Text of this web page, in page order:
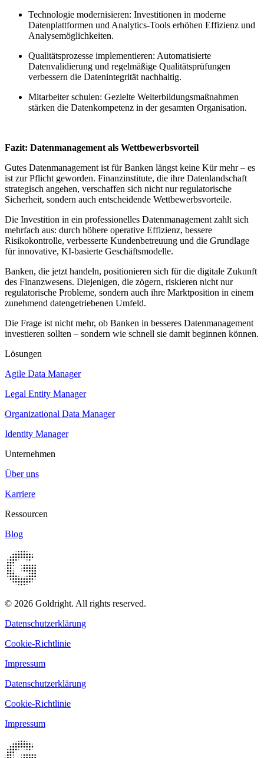
Technologie modernisieren: Investitionen in moderne
Datenplattformen und Analytics-Tools erhöhen Effizienz und
Analysemöglichkeiten.
Qualitätsprozesse implementieren: Automatisierte
Datenvalidierung und regelmäßige Qualitätsprüfungen
verbessern die Datenintegrität nachhaltig.
Mitarbeiter schulen: Gezielte Weiterbildungsmaßnahmen
stärken die Datenkompetenz in der gesamten Organisation.
Fazit: Datenmanagement als Wettbewerbsvorteil
Gutes Datenmanagement ist für Banken längst keine Kür mehr – es
ist zur Pflicht geworden. Finanzinstitute, die ihre Datenlandschaft
strategisch angehen, verschaffen sich nicht nur regulatorische
Sicherheit, sondern auch entscheidende Wettbewerbsvorteile.
Die Investition in ein professionelles Datenmanagement zahlt sich
mehrfach aus: durch höhere operative Effizienz, bessere
Risikokontrolle, verbesserte Kundenbetreuung und die Grundlage
für innovative, KI-basierte Geschäftsmodelle.
Banken, die jetzt handeln, positionieren sich für die digitale Zukunft
des Finanzwesens. Diejenigen, die zögern, riskieren nicht nur
regulatorische Probleme, sondern auch ihre Marktposition in einem
zunehmend datengetriebenen Umfeld.
Die Frage ist nicht mehr, ob Banken in besseres Datenmanagement
investieren sollten – sondern wie schnell sie damit beginnen können.
Lösungen
Agile Data Manager
Legal Entity Manager
Organizational Data Manager
Identity Manager
Unternehmen
Über uns
Karriere
Ressourcen
Blog
© 2026 Goldright. All rights reserved.
Datenschutzerklärung
Cookie-Richtlinie
Impressum
Datenschutzerklärung
Cookie-Richtlinie
Impressum